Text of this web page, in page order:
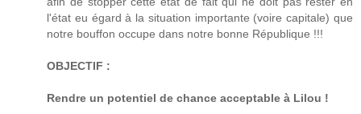
l'état eu égard à la situation importante (voire capitale) que
notre bouffon occupe dans notre bonne République !!!
OBJECTIF :
Rendre un potentiel de chance acceptable à Lilou !